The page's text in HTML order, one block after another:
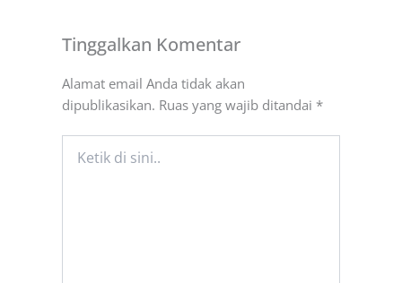
Tinggalkan Komentar
Alamat email Anda tidak akan
dipublikasikan. Ruas yang wajib ditandai *